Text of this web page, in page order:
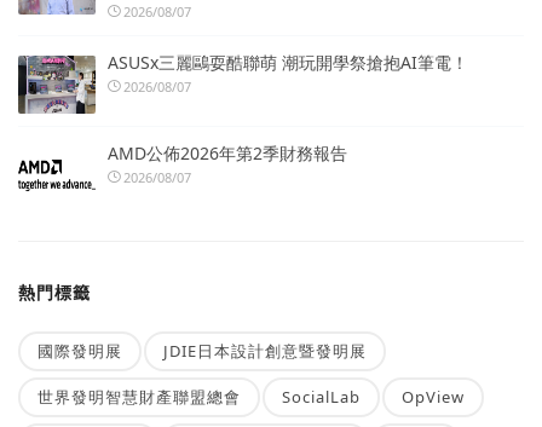
2026/08/07
ASUSx三麗鷗耍酷聯萌 潮玩開學祭搶抱AI筆電！
2026/08/07
AMD公佈2026年第2季財務報告
2026/08/07
熱門標籤
國際發明展 JDIE日本設計創意暨發明展
世界發明智慧財產聯盟總會 SocialLab OpView